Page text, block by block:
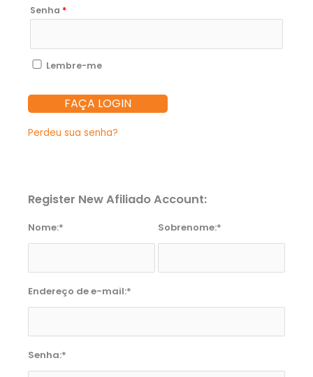
Senha *
Lembre-me
FAÇA LOGIN
Perdeu sua senha?
Register New Afiliado Account:
Nome:* Sobrenome:*
Endereço de e-mail:*
Senha:*